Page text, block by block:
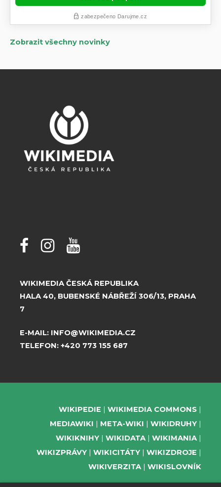
Zobrazit všechny novinky
WIKIMEDIA ČESKÁ REPUBLIKA
HALA 40, BUBENSKÉ NÁBŘEŽÍ 306/13, PRAHA
7
E-MAIL: INFO@WIKIMEDIA.CZ
TELEFON: +420 773 155 687
WIKIPEDIE
WIKIMEDIA COMMONS
MEDIAWIKI
META-WIKI
WIKIDRUHY
WIKIKNIHY
WIKIDATA
WIKIMANIA
WIKIZPRÁVY
WIKICITÁTY
WIKIZDROJE
WIKIVERZITA
WIKISLOVNÍK